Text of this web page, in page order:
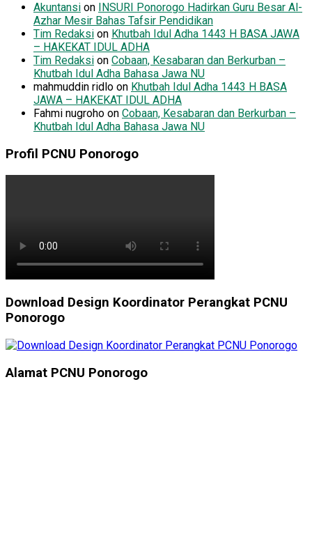
Akuntansi on
INSURI Ponorogo Hadirkan Guru Besar Al-
Azhar Mesir Bahas Tafsir Pendidikan
Tim Redaksi on Khutbah Idul Adha 1443 H BASA JAWA
– HAKEKAT IDUL ADHA
Tim Redaksi on Cobaan, Kesabaran dan Berkurban –
Khutbah Idul Adha Bahasa Jawa NU
mahmuddin ridlo on Khutbah Idul Adha 1443 H BASA
JAWA – HAKEKAT IDUL ADHA
Fahmi nugroho on Cobaan, Kesabaran dan Berkurban –
Khutbah Idul Adha Bahasa Jawa NU
Profil PCNU Ponorogo
Download Design Koordinator Perangkat PCNU
Ponorogo
Alamat PCNU Ponorogo